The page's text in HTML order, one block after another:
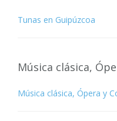
Tunas en Guipúzcoa
Música clásica,
Música clásica, Ópera y